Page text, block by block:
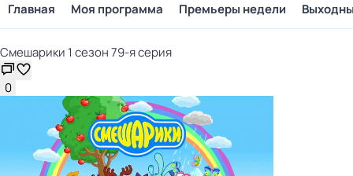
Главная Моя программа Премьеры недели
Смешарики 1 сезон 79-я серия
0